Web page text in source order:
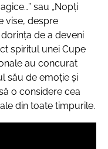
sau „Nopţi
vise, despre
de a deveni
spiritul unei Cupe
au concurat
său de emoţie şi
o considere cea
din toate timpurile.